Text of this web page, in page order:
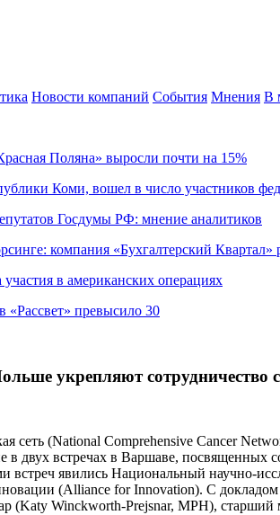
Новости компаний События Мнения В
Поляна» выросли почти на 15%
Коми, вошел в число участников
Госдумы РФ: мнение аналитиков
компания «Бухгалтерский Квартал»
в американских операциях
«Рассвет» превысило 30
укрепляют сотрудничество
сеть (National Comprehensive Cancer
в двух встречах в Варшаве,
встреч явились Национальный научно-
(Alliance for Innovation). С
(Katy Winckworth-Prejsnar, MPH),